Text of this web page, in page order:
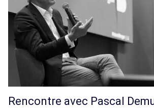
Rencontre avec Pascal